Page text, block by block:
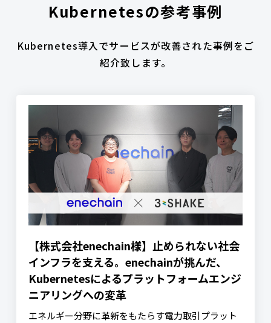
Kubernetesの参考事例
Kubernetes導入でサービスが改善された事例をご
紹介致します。
【株式会社enechain様】止められない社会
インフラを支える。enechainが挑んだ、
Kubernetesによるプラットフォームエンジ
ニアリングへの変革
エネルギー分野に革新をもたらす電力取引プラット